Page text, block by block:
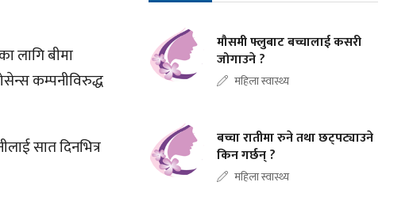
लागि बीमा
कम्पनीविरुद्ध
सात दिनभित्र
मौसमी फ्लुबाट बच्चालाई कसरी
जोगाउने ?
महिला स्वास्थ्य
बच्चा रातीमा रुने तथा छट्पट्याउने
किन गर्छन् ?
महिला स्वास्थ्य